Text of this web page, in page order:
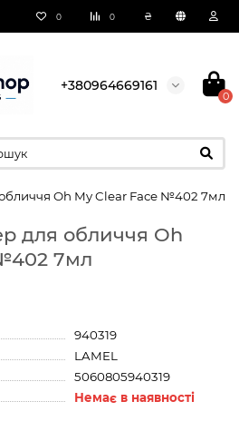
0 0 ₴
+380964669161
0
Oh My Clear Face №402 7мл
для обличчя Oh
7мл
940319
LAMEL
5060805940319
Немає в наявності